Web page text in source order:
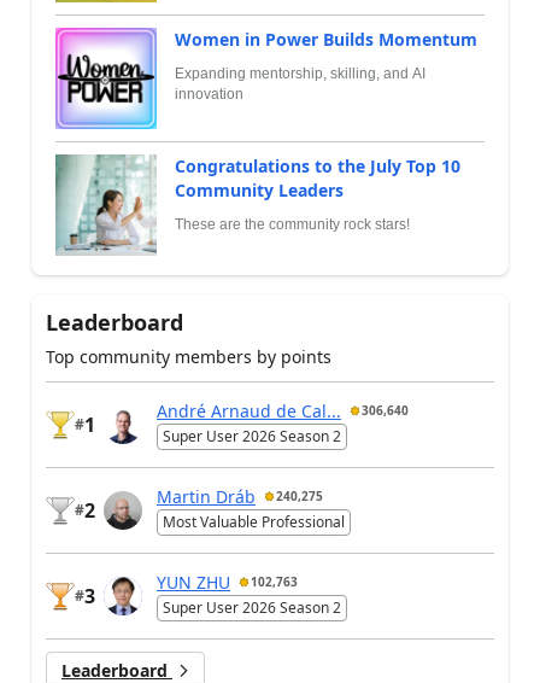
Women in Power Builds Momentum
Expanding mentorship, skilling, and AI
innovation
Congratulations to the July Top 10
Community Leaders
These are the community rock stars!
Leaderboard
Top community members by points
#1
André Arnaud de Cal... 306,640
Super User 2026 Season 2
#2
Martin Dráb 240,275
Most Valuable Professional
#3
YUN ZHU 102,763
Super User 2026 Season 2
Leaderboard